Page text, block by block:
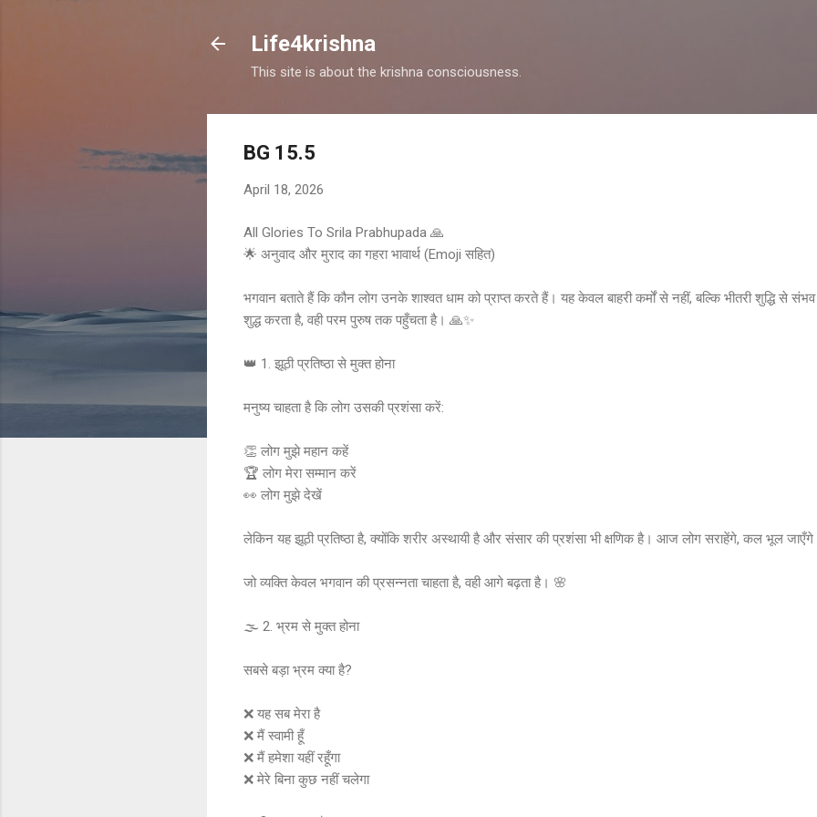
Life4krishna
This site is about the krishna consciousness.
BG 15.5
April 18, 2026
All Glories To Srila Prabhupada 🙏
🌟 अनुवाद और मुराद का गहरा भावार्थ (Emoji सहित)
भगवान बताते हैं कि कौन लोग उनके शाश्वत धाम को प्राप्त करते हैं। यह केवल बाहरी कर्मों से नहीं, बल्कि भीतरी शुद्धि से
शुद्ध करता है, वही परम पुरुष तक पहुँचता है। 🙏✨
👑 1. झूठी प्रतिष्ठा से मुक्त होना
मनुष्य चाहता है कि लोग उसकी प्रशंसा करें:
👏 लोग मुझे महान कहें
🏆 लोग मेरा सम्मान करें
👀 लोग मुझे देखें
लेकिन यह झूठी प्रतिष्ठा है, क्योंकि शरीर अस्थायी है और संसार की प्रशंसा भी क्षणिक है। आज लोग सराहेंगे, कल भूल
जो व्यक्ति केवल भगवान की प्रसन्नता चाहता है, वही आगे बढ़ता है। 🌸
🌫️ 2. भ्रम से मुक्त होना
सबसे बड़ा भ्रम क्या है?
❌ यह सब मेरा है
❌ मैं स्वामी हूँ
❌ मैं हमेशा यहीं रहूँगा
❌ मेरे बिना कुछ नहीं चलेगा